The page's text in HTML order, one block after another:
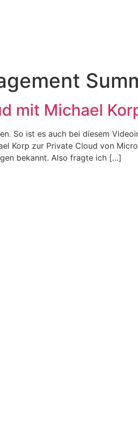
mit Michael
So ist es auch bei diesem
Korp zur Private Cloud von
bekannt. Also fragte ich […]